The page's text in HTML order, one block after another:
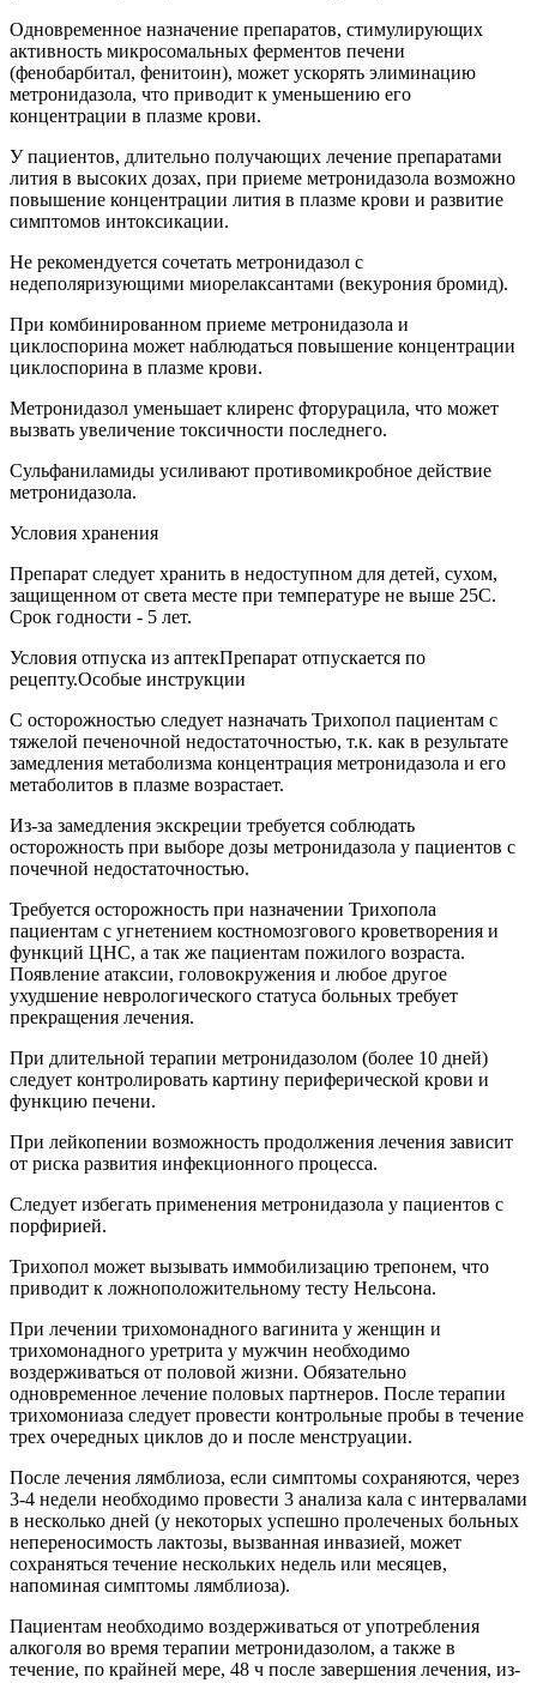
Одновременное назначение препаратов, стимулирующих
активность микросомальных ферментов печени
(фенобарбитал, фенитоин), может ускорять элиминацию
метронидазола, что приводит к уменьшению его
концентрации в плазме крови.
У пациентов, длительно получающих лечение препаратами
лития в высоких дозах, при приеме метронидазола возможно
повышение концентрации лития в плазме крови и развитие
симптомов интоксикации.
Не рекомендуется сочетать метронидазол с
недеполяризующими миорелаксантами (векурония бромид).
При комбинированном приеме метронидазола и
циклоспорина может наблюдаться повышение концентрации
циклоспорина в плазме крови.
Метронидазол уменьшает клиренс фторурацила, что может
вызвать увеличение токсичности последнего.
Сульфаниламиды усиливают противомикробное действие
метронидазола.
Условия хранения
Препарат следует хранить в недоступном для детей, сухом,
защищенном от света месте при температуре не выше 25C.
Срок годности - 5 лет.
Условия отпуска из аптекПрепарат отпускается по
рецепту.Особые инструкции
С осторожностью следует назначать Трихопол пациентам с
тяжелой печеночной недостаточностью, т.к. как в результате
замедления метаболизма концентрация метронидазола и его
метаболитов в плазме возрастает.
Из-за замедления экскреции требуется соблюдать
осторожность при выборе дозы метронидазола у пациентов с
почечной недостаточностью.
Требуется осторожность при назначении Трихопола
пациентам с угнетением костномозгового кроветворения и
функций ЦНС, а так же пациентам пожилого возраста.
Появление атаксии, головокружения и любое другое
ухудшение неврологического статуса больных требует
прекращения лечения.
При длительной терапии метронидазолом (более 10 дней)
следует контролировать картину периферической крови и
функцию печени.
При лейкопении возможность продолжения лечения зависит
от риска развития инфекционного процесса.
Следует избегать применения метронидазола у пациентов с
порфирией.
Трихопол может вызывать иммобилизацию трепонем, что
приводит к ложноположительному тесту Нельсона.
При лечении трихомонадного вагинита у женщин и
трихомонадного уретрита у мужчин необходимо
воздерживаться от половой жизни. Обязательно
одновременное лечение половых партнеров. После терапии
трихомониаза следует провести контрольные пробы в течение
трех очередных циклов до и после менструации.
После лечения лямблиоза, если симптомы сохраняются, через
3-4 недели необходимо провести 3 анализа кала с интервалами
в несколько дней (у некоторых успешно пролеченых больных
непереносимость лактозы, вызванная инвазией, может
сохраняться течение нескольких недель или месяцев,
напоминая симптомы лямблиоза).
Пациентам необходимо воздерживаться от употребления
алкоголя во время терапии метронидазолом, а также в
течение, по крайней мере, 48 ч после завершения лечения, из-